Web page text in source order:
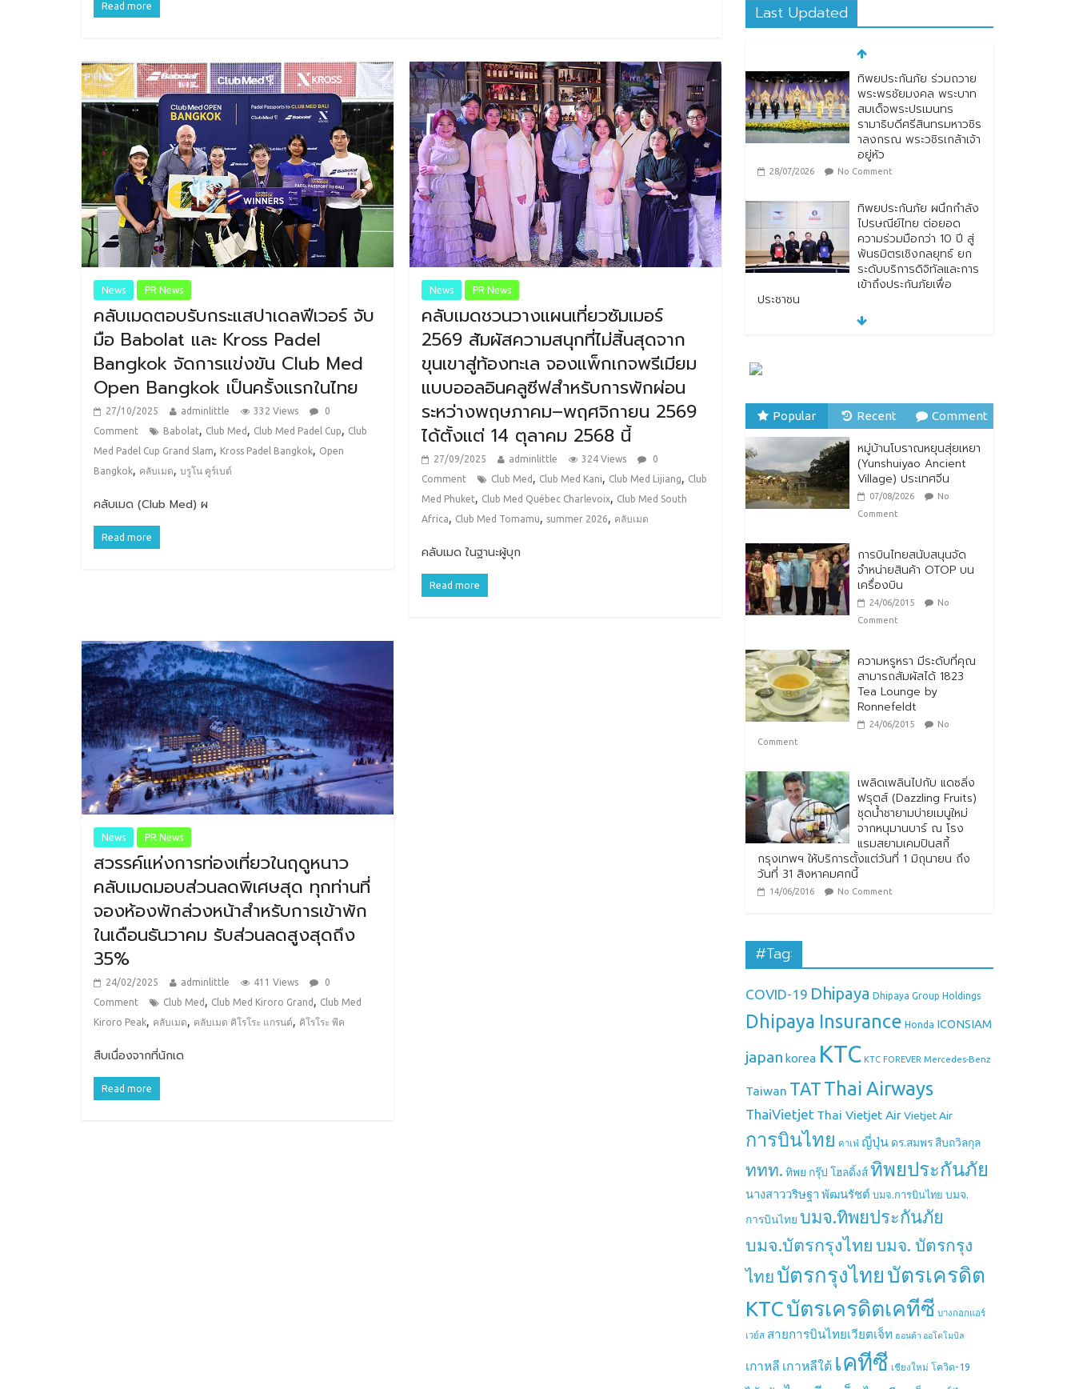
Read more
News PR News
คลับเมดตอบรับกระแสปาเดลฟีเวอร์ จับ
มือ Babolat และ Kross Padel
Bangkok จัดการแข่งขัน Club Med
Open Bangkok เป็นครั้งแรกในไทย
27/10/2025 adminlittle 332 Views
0
Comment
Babolat, Club Med , Club Med Padel Cup, Club
Med Padel Cup Grand Slam, Kross Padel Bangkok, Open
Bangkok, คลับเมด, บรูโน คูร์เบต์
คลับเมด (Club Med) ผ
Read more
News PR News
คลับเมดชวนวางแผนเที่ยวซัมเมอร์
2569 สัมผัสความสนุกที่ไม่สิ้นสุดจาก
ขุนเขาสู่ท้องทะเล จองแพ็กเกจพรีเมียม
แบบออลอินคลูซีฟสำหรับการพักผ่อน
ระหว่างพฤษภาคม–พฤศจิกายน 2569
ได้ตั้งแต่ 14 ตุลาคม 2568 นี้
27/09/2025 adminlittle 324 Views
0
Comment
Club Med , Club Med Kani, Club Med Lijiang, Club
Med Phuket, Club Med Québec Charlevoix, Club Med South
Africa, Club Med Tomamu, summer 2026, คลับเมด
คลับเมด ในฐานะผู้บุก
Read more
News PR News
สวรรค์แห่งการท่องเที่ยวในฤดูหนาว
คลับเมดมอบส่วนลดพิเศษสุด ทุกท่านที่
จองห้องพักล่วงหน้าสำหรับการเข้าพัก
ในเดือนธันวาคม รับส่วนลดสูงสุดถึง
35%
24/02/2025 adminlittle 411 Views
0
Comment
Club Med Club Med Kiroro Grand
Club Med
Kiroro Peak
คลับเมด คลับเมด คิโรโระ แกรนด์ คิโรโระ พีค
สืบเนื่องจากที่นักเด
Read more
Last Updated
ทิพยประกันภัย ร่วมถวาย
พระพรชัยมงคล พระบาท
สมเด็จพระปรเมนทร
รามาธิบดีศรีสินทรมหาวชิร
าลงกรณ พระวชิรเกล้าเจ้า
อยู่หัว
28/07/2026 No Comment
ทิพยประกันภัย ผนึกกำลัง
ไปรษณีย์ไทย ต่อยอด
ความร่วมมือกว่า 10 ปี สู่
พันธมิตรเชิงกลยุทธ์ ยก
ระดับบริการดิจิทัลและการ
เข้าถึงประกันภัยเพื่อ
ประชาชน
No Comment
หมู่บ้านโบราณหยุนสุ่ยเหยา
(Yunshuiyao Ancient
Village) ประเทศจีน
07/08/2026
No
Comment
Popular Recent Comment
หมู่บ้านโบราณหยุนสุ่ยเหยา
(Yunshuiyao Ancient
Village) ประเทศจีน
07/08/2026
No
Comment
การบินไทยสนับสนุนจัด
จำหน่ายสินค้า OTOP บน
เครื่องบิน
24/06/2015
No
Comment
ความหรูหรา มีระดับที่คุณ
สามารถสัมผัสได้ 1823
Tea Lounge by
Ronnefeldt
24/06/2015
No
Comment
เพลิดเพลินไปกับ แดซลิ่ง
ฟรุตส์ (Dazzling Fruits)
ชุดน้ำชายามบ่ายเมนูใหม่
จากหนุมานบาร์ ณ โรง
แรมสยามเคมปินสกี้
กรุงเทพฯ ให้บริการตั้งแต่วันที่ 1 มิถุนายน ถึง
วันที่ 31 สิงหาคมศกนี้
14/06/2016 No Comment
#Tag:
COVID-19 Dhipaya Dhipaya Group Holdings
Dhipaya Insurance Honda ICONSIAM
japan korea KTC KTC FOREVER Mercedes-Benz
Taiwan TAT Thai Airways
ThaiVietjet Thai Vietjet AirVietjet Air
การบินไทย คาเฟ่ ญี่ปุ่น ดร.สมพร สืบถวิลกุล
ททท. ทิพย กรุ๊ป โฮลดิ้งส์ทิพยประกันภัย
นางสาววริษฐา พัฒนรัชต์ บมจ.การบินไทย บมจ.
การบินไทย บมจ.ทิพยประกันภัย
บมจ.บัตรกรุงไทย บมจ. บัตรกรุง
ไทย บัตรกรุงไทย บัตรเครดิต
KTCบัตรเครดิตเคทีซี บางกอกแอร์
เวย์ส สายการบินไทยเวียตเจ็ท ฮอนด้า ออโตโมบิล
เกาหลี เกาหลีใต้ เคทีซี เชียงใหม่ โควิด-19